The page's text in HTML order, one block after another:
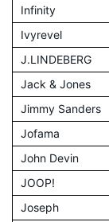
Infinity
Ivyrevel
J.LINDEBERG
Jack & Jones
Jimmy Sanders
Jofama
John Devin
JOOP!
Joseph